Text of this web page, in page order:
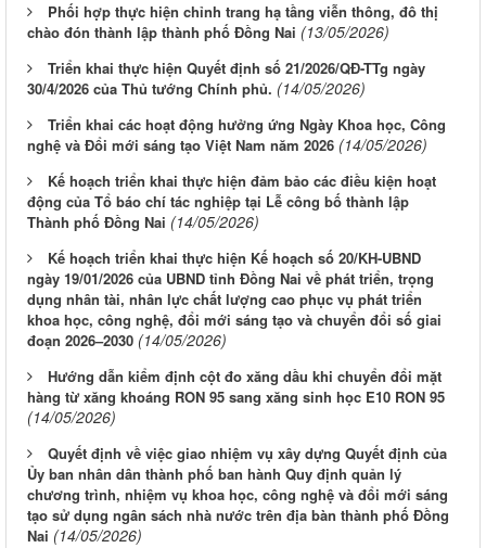
Phối hợp thực hiện chỉnh trang hạ tầng viễn thông, đô thị
chào đón thành lập thành phố Đồng Nai (13/05/2026)
Triển khai thực hiện Quyết định số 21/2026/QĐ-TTg ngày
30/4/2026 của Thủ tướng Chính phủ. (14/05/2026)
Triển khai các hoạt động hưởng ứng Ngày Khoa học, Công
nghệ và Đổi mới sáng tạo Việt Nam năm 2026 (14/05/2026)
Kế hoạch triển khai thực hiện đảm bảo các điều kiện hoạt
động của Tổ báo chí tác nghiệp tại Lễ công bố thành lập
Thành phố Đồng Nai (14/05/2026)
Kế hoạch triển khai thực hiện Kế hoạch số 20/KH-UBND
ngày 19/01/2026 của UBND tỉnh Đồng Nai về phát triển, trọng
dụng nhân tài, nhân lực chất lượng cao phục vụ phát triển
khoa học, công nghệ, đổi mới sáng tạo và chuyển đổi số giai
đoạn 2026–2030 (14/05/2026)
Hướng dẫn kiểm định cột đo xăng dầu khi chuyển đổi mặt
hàng từ xăng khoáng RON 95 sang xăng sinh học E10 RON 95
(14/05/2026)
Quyết định về việc giao nhiệm vụ xây dựng Quyết định của
Ủy ban nhân dân thành phố ban hành Quy định quản lý
chương trình, nhiệm vụ khoa học, công nghệ và đổi mới sáng
tạo sử dụng ngân sách nhà nước trên địa bàn thành phố Đồng
Nai (14/05/2026)